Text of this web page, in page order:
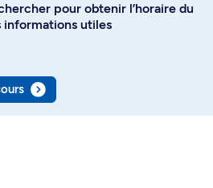
pour obtenir l’horaire du
informations utiles